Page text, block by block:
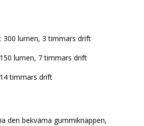
300 lumen, 3 timmars drift
lumen, 7 timmars drift
timmars drift
den bekväma gummiknappen,